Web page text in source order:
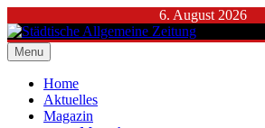
to
content
6. August 2026
Städtische Allgemeine Zeitung
Menu
Home
Aktuelles
Magazin